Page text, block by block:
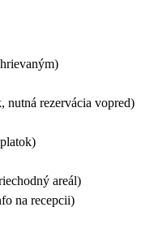
nutná rezervácia vopred)
areál)
na recepcii)